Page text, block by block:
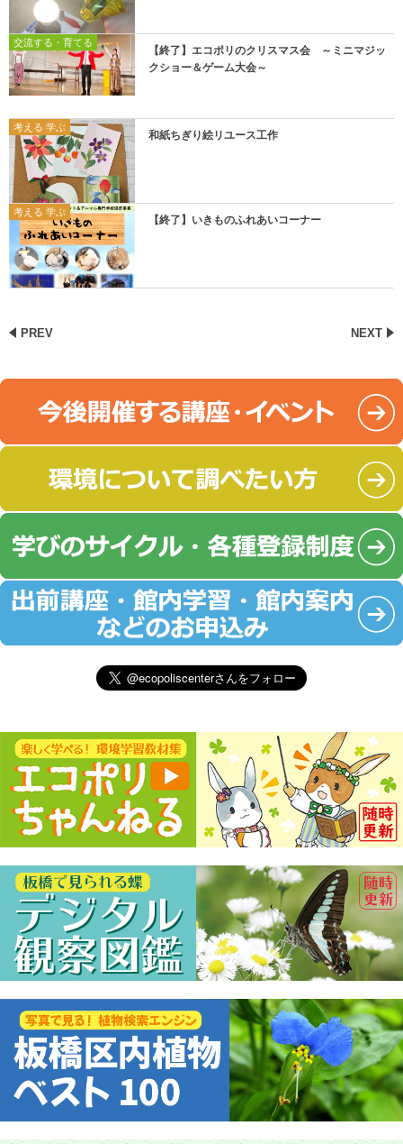
交流する・育てる
【終了】エコポリのクリスマス会 ～ミニマジッ
クショー＆ゲーム大会～
考える 学ぶ
和紙ちぎり絵リユース工作
考える 学ぶ
【終了】いきものふれあいコーナー
PREV NEXT